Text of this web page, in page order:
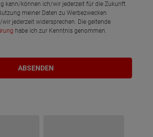
kann/können ich/wir jederzeit für die Zukunft
meiner Daten zu Werbezwecken
jederzeit widersprechen. Die geltende
habe ich zur Kenntnis genommen.